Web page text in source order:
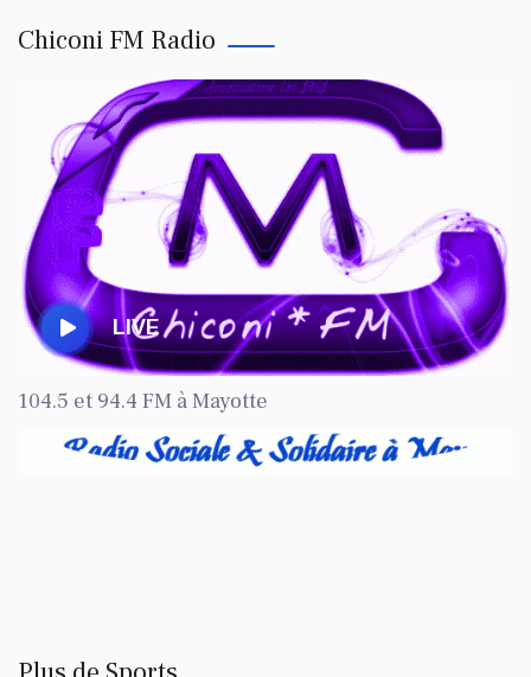
Chiconi FM Radio
LIVE
104.5 et 94.4 FM à Mayotte